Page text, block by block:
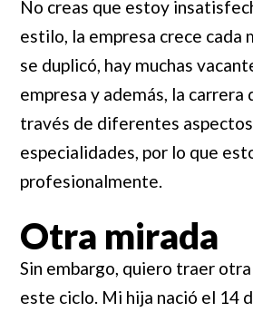
No creas que estoy
estilo, la empresa crece cada
se duplicó, hay muchas
empresa y además, la carrera
través de diferentes
especialidades, por lo que
profesionalmente.
Otra mirada
Sin embargo, quiero traer
este ciclo. Mi hija nació el 14